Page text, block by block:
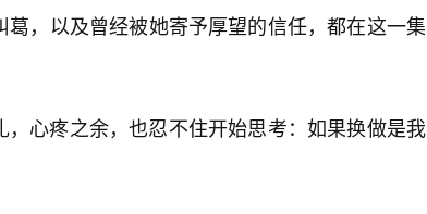
，以及曾经被她寄予厚望的信任，都在这一集
心疼之余，也忍不住开始思考：如果换做是我